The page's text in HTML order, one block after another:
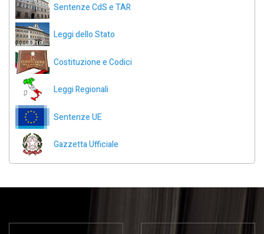
Sentenze CdS e TAR
Leggi dello Stato
Costituzione e Codici
Leggi Regionali
Sentenze UE
Gazzetta Ufficiale